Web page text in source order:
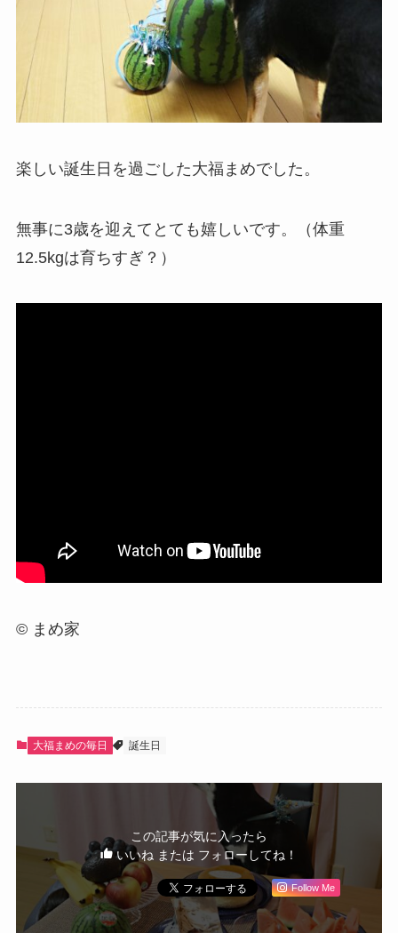
楽しい誕生日を過ごした大福まめでした。
無事に3歳を迎えてとても嬉しいです。（体重
12.5kgは育ちすぎ？）
© まめ家
大福まめの毎日 誕生日
この記事が気に入ったら
いいね または フォローしてね！
Follow Me